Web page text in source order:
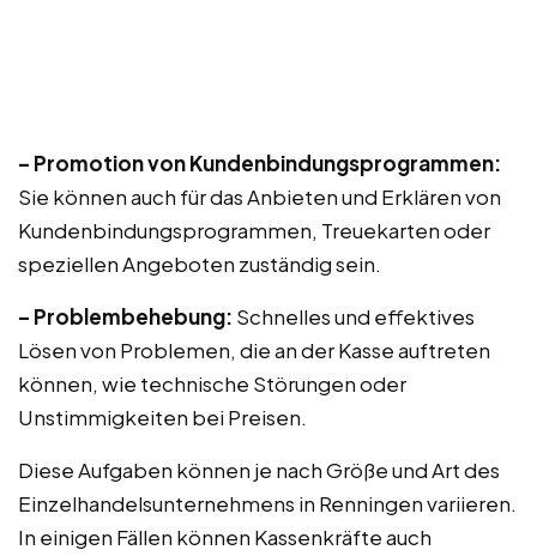
– Promotion von Kundenbindungsprogrammen:
Sie können auch für das Anbieten und Erklären von
Kundenbindungsprogrammen, Treuekarten oder
speziellen Angeboten zuständig sein.
– Problembehebung: Schnelles und effektives
Lösen von Problemen, die an der Kasse auftreten
können, wie technische Störungen oder
Unstimmigkeiten bei Preisen.
Diese Aufgaben können je nach Größe und Art des
Einzelhandelsunternehmens in Renningen variieren.
In einigen Fällen können Kassenkräfte auch